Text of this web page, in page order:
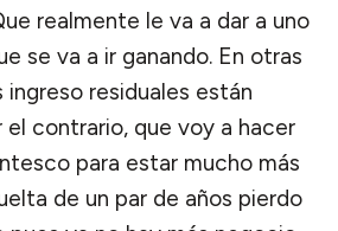
realmente le va a dar a uno
se va a ir ganando. En otras
ingreso residuales están
el contrario, que voy a hacer
para estar mucho más
de un par de años pierdo